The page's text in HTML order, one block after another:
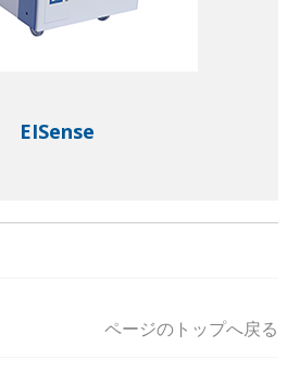
EISense
ページのトップへ戻る